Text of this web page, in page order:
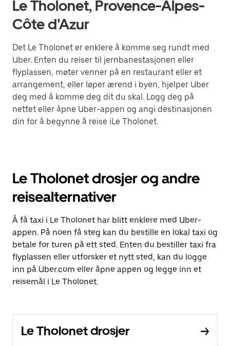
Le Tholonet, Provence-Alpes-
Côte d'Azur
Det Le Tholonet er enklere å komme seg rundt med
Uber. Enten du reiser til jernbanestasjonen eller
flyplassen, møter venner på en restaurant eller et
arrangement, eller løper ærend i byen, hjelper Uber
deg med å komme deg dit du skal. Logg deg på
nettet eller åpne Uber-appen og angi destinasjonen
din for å begynne å reise iLe Tholonet.
Le Tholonet drosjer og andre
reisealternativer
Å få taxi i Le Tholonet har blitt enklere med Uber-
appen. På noen få steg kan du bestille en lokal taxi og
betale for turen på ett sted. Enten du bestiller taxi fra
flyplassen eller utforsker et nytt sted, kan du logge
inn på Uber.com eller åpne appen og legge inn et
reisemål i Le Tholonet.
Le Tholonet drosjer